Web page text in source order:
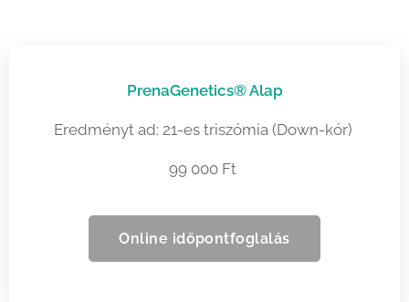
PrenaGenetics® Alap
Eredményt ad: 21-es triszómia (Down-kór)
99 000 Ft
Online időpontfoglalás